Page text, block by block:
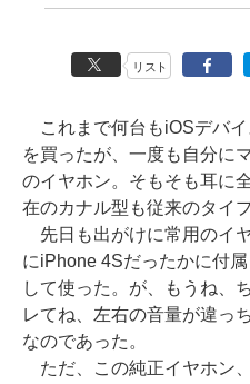
リスト
これまで何台もiOSデバ
を買ったが、一度も自分に
のイヤホン。そもそも耳に
在のカナル型も従来のタイ
先日も出がけに常用のイ
にiPhone 4Sだったかに付
して使った。が、もうね、
レてね、左右の音量が違っ
なのであった。
ただ、この純正イヤホン